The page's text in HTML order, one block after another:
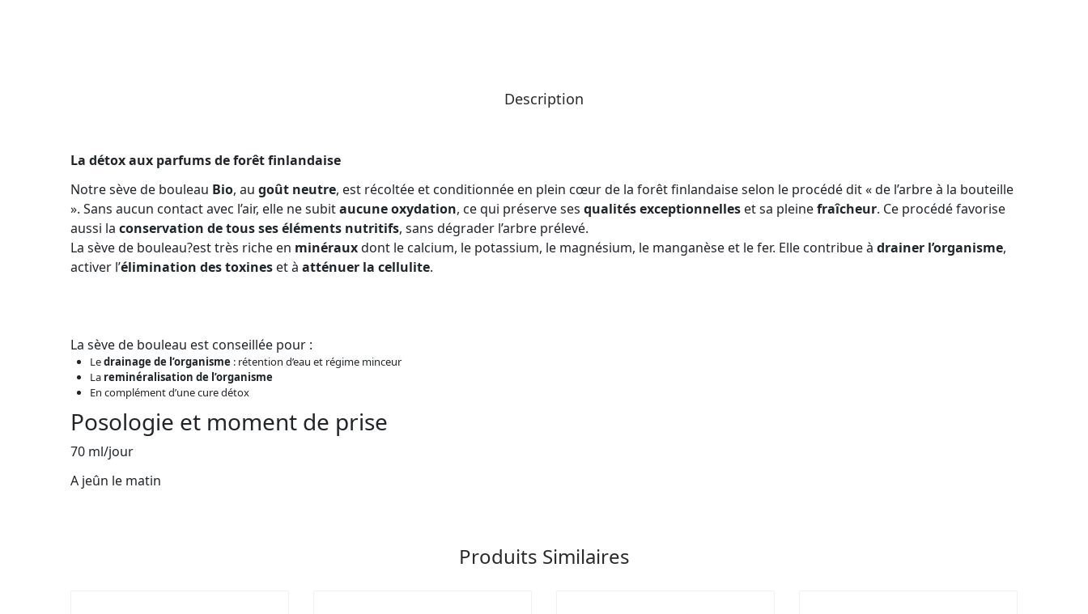
Description
La détox aux parfums de forêt finlandaise
Notre sève de bouleau Bio, au goût neutre, est récoltée et conditionnée en plein cœur de la forêt finlandaise selon le procédé dit « de l’arbre à la bouteille
». Sans aucun contact avec l’air, elle ne subitaucune oxydation, ce qui préserve ses qualités exceptionnelles et sa pleinefraîcheur. Ce procédé favorise
aussi la conservation de tous ses éléments nutritifs, sans dégrader l’arbre prélevé.
La sève de bouleau?est très riche en minérauxdont le calcium, le potassium, le magnésium, le manganèse et le fer. Elle contribue à drainer l’organisme,
activer l’élimination des toxines et à atténuer la cellulite.
La sève de bouleau est conseillée pour :
Ledrainage de l’organisme : rétention d’eau et régime minceur
La reminéralisation de l’organisme
En complément d’une cure détox
Posologie et moment de prise
70 ml/jour
A jeûn le matin
Produits Similaires